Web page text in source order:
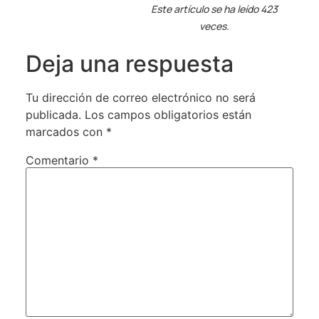
Este artículo se ha leído 423
veces.
Deja una respuesta
Tu dirección de correo electrónico no será
publicada. Los campos obligatorios están
marcados con *
Comentario *